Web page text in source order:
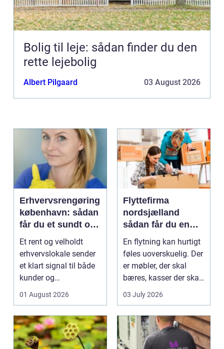
Bolig til leje: sådan finder du den
rette lejebolig
Albert Pilgaard 03 August 2026
Erhvervsrengøring
københavn: sådan
får du et sundt og
professionelt
arbejdsmiljø
Et rent og velholdt
erhvervslokale sender
et klart signal til både
kunder og
medarbejdere. Mange
01 August 2026
Flyttefirma
nordsjælland
sådan får du en
tryg og effektiv
flytning
En flytning kan hurtigt
føles uoverskuelig. Der
er møbler, der skal
bæres, kasser der skal
pakkes, o...
03 July 2026